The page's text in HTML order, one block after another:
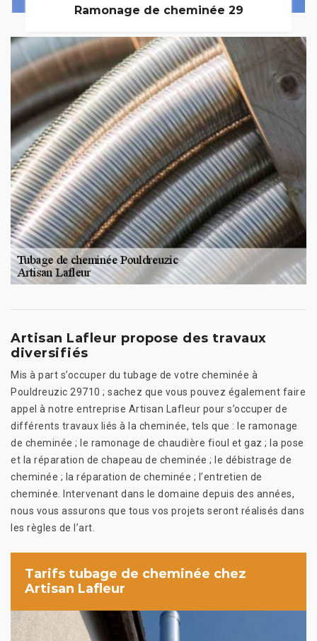
Ramonage de cheminée 29
Artisan Lafleur propose des travaux
diversifiés
Mis à part s’occuper du tubage de votre cheminée à
Pouldreuzic 29710 ; sachez que vous pouvez également faire
appel à notre entreprise Artisan Lafleur pour s’occuper de
différents travaux liés à la cheminée, tels que : le ramonage
de cheminée ; le ramonage de chaudière fioul et gaz ; la pose
et la réparation de chapeau de cheminée ; le débistrage de
cheminée ; la réparation de cheminée ; l’entretien de
cheminée. Intervenant dans le domaine depuis des années,
nous vous assurons que tous vos projets seront réalisés dans
les règles de l’art.
Tarifs tubage de cheminée chez
Artisan Lafleur